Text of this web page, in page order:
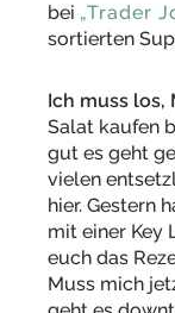
bei „Trader
sortierten
Ich muss los,
Salat kaufen
gut es geht
vielen
hier. Gestern
mit einer Key
euch das
Muss mich